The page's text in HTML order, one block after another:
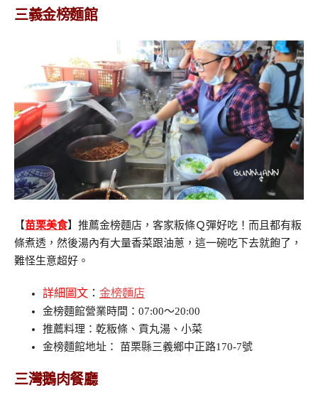
三義金榜麵館
【苗栗美食】推薦金榜麵店，客家粄條Ｑ彈好吃！而且都有粄
條煮透，然後湯內有大量香菜跟油蔥，這一碗吃下去就飽了，
難怪生意超好。
詳細圖文 ： 金榜麵店
金榜麵館營業時間：07:00～20:00
推薦料理：乾粄條、貢丸湯、小菜
金榜麵館地址： 苗栗縣三義鄉中正路170-7號
三灣鵝肉餐廳